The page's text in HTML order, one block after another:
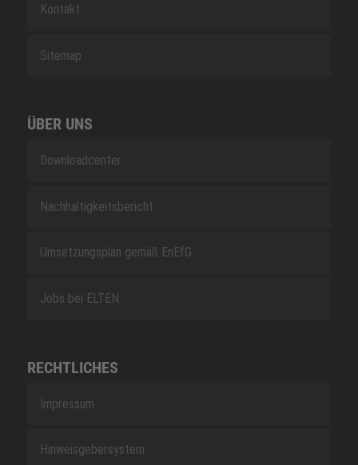
Kontakt
Sitemap
ÜBER UNS
Downloadcenter
Nachhaltigkeitsbericht
Umsetzungsplan gemäß EnEfG
Jobs bei ELTEN
RECHTLICHES
Impressum
Hinweisgebersystem